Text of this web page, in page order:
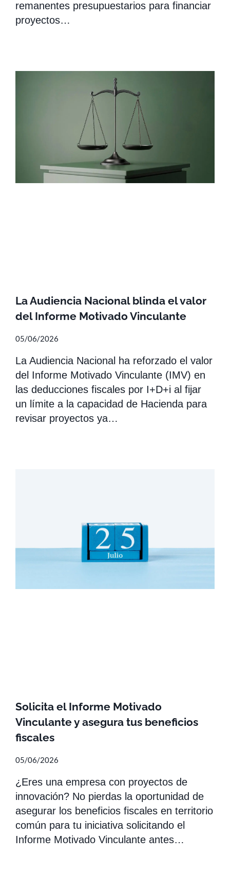
remanentes presupuestarios para financiar
proyectos…
La Audiencia Nacional blinda el valor
del Informe Motivado Vinculante
05/06/2026
La Audiencia Nacional ha reforzado el valor
del Informe Motivado Vinculante (IMV) en
las deducciones fiscales por I+D+i al fijar
un límite a la capacidad de Hacienda para
revisar proyectos ya…
Solicita el Informe Motivado
Vinculante y asegura tus beneficios
fiscales
05/06/2026
¿Eres una empresa con proyectos de
innovación? No pierdas la oportunidad de
asegurar los beneficios fiscales en territorio
común para tu iniciativa solicitando el
Informe Motivado Vinculante antes…